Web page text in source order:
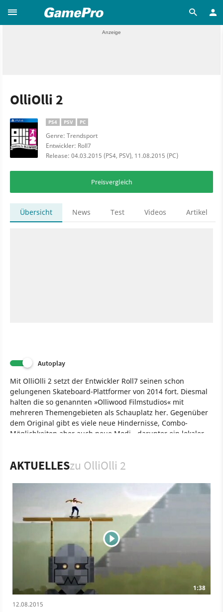
OlliOlli 2
PS4 PSV PC
Genre: Trendsport
Entwickler: Roll7
Release: 04.03.2015 (PS4, PSV), 11.08.2015 (PC)
Preisvergleich
Übersicht News Test Videos Artikel
Autoplay
Mit OlliOlli 2 setzt der Entwickler Roll7 seinen schon
gelungenen Skateboard-Plattformer von 2014 fort. Diesmal
halten die so genannten »Olliwood Filmstudios« mit
mehreren Themengebieten als Schauplatz her. Gegenüber
dem Original gibt es viele neue Hindernisse, Combo-
Möglichkeiten aber auch neue Modi - darunter ein lokaler
Spots Mode und RAD Mode ansteuern.
Spiel PC PlayStation 4 PS Vita PlayStation
Sport
OlliOlli 2
AKTUELLESzu OlliOlli 2
1:38
12.08.2015